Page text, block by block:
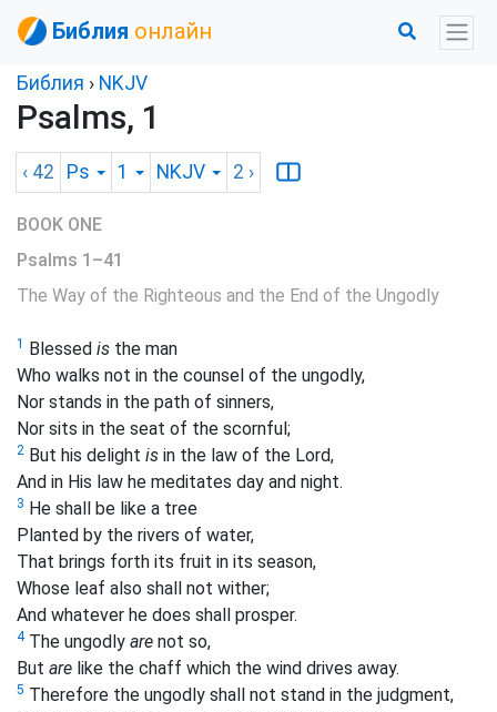
Библия онлайн
Библия › NKJV
Psalms, 1
‹ 42 Ps 1 NKJV 2 ›
BOOK ONE
Psalms 1–41
The Way of the Righteous and the End of the Ungodly
1 Blessed is the man
Who walks not in the counsel of the ungodly,
Nor stands in the path of sinners,
Nor sits in the seat of the scornful;
2 But his delight is in the law of the Lord,
And in His law he meditates day and night.
3 He shall be like a tree
Planted by the rivers of water,
That brings forth its fruit in its season,
Whose leaf also shall not wither;
And whatever he does shall prosper.
4The ungodly are not so,
But are like the chaff which the wind drives away.
5 Therefore the ungodly shall not stand in the judgment,